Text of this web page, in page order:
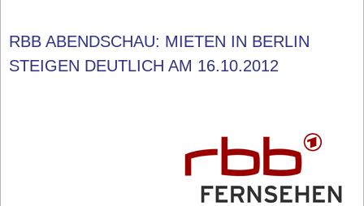
RBB ABENDSCHAU: MIETEN IN BERLIN
STEIGEN DEUTLICH AM 16.10.2012